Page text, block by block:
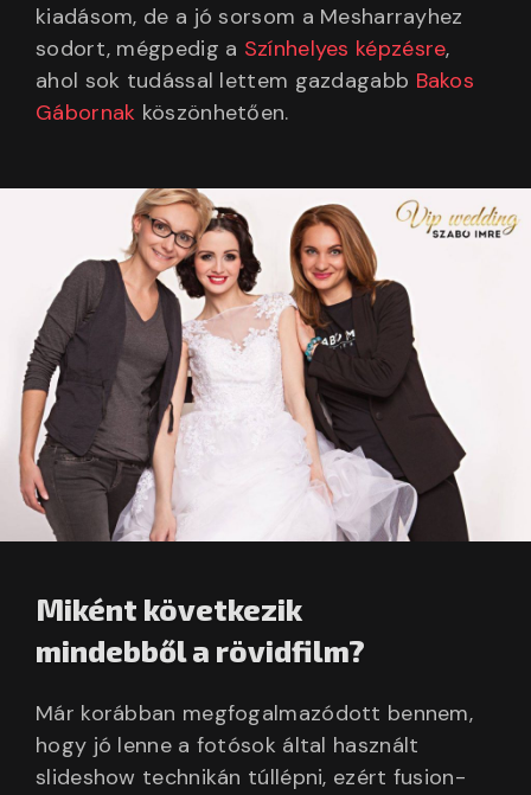
kiadásom, de a jó sorsom a Mesharrayhez
sodort, mégpedig a Színhelyes képzésre,
ahol sok tudással lettem gazdagabb Bakos
Gábornak köszönhetően.
Miként következik
mindebből a rövidfilm?
Már korábban megfogalmazódott bennem,
hogy jó lenne a fotósok által használt
slideshow technikán túllépni, ezért fusion-